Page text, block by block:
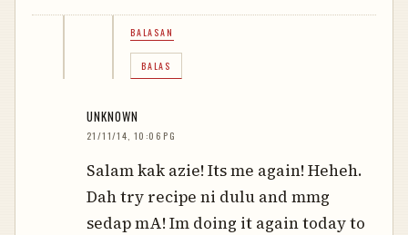
BALASAN
BALAS
UNKNOWN
21/11/14, 10:06 PG
Salam kak azie! Its me again! Heheh.
Dah try recipe ni dulu and mmg
sedap mA! Im doing it again today to